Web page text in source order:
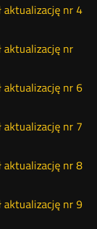
aktualizację nr 4
aktualizację nr
aktualizację nr 6
aktualizację nr 7
aktualizację nr 8
aktualizację nr 9